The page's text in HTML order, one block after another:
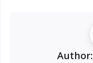
Author: